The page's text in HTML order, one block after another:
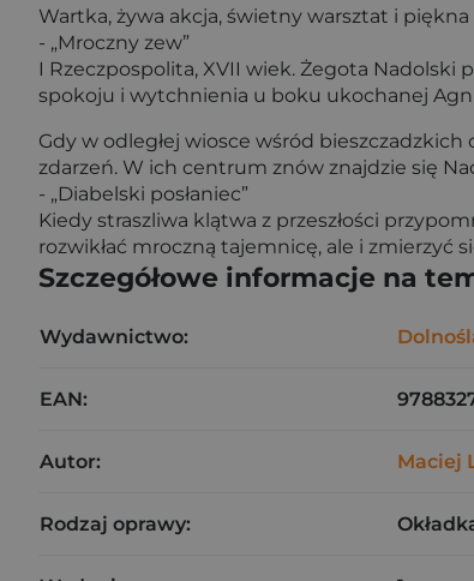
Wartka, żywa akcja, świetny warsztat i piękna
- „Mroczny zew”
I Rzeczpospolita, XVII wiek. Żegota
spokoju i wytchnienia u boku ukochanej
Gdy w odległej wiosce wśród
zdarzeń. W ich centrum znów znajdzie się
- „Diabelski posłaniec”
Kiedy straszliwa klątwa z przeszłości
rozwikłać mroczną tajemnicę, ale i zmierzyć
Szczegółowe informacje na
Wydawnictwo:
EAN:
Autor: Maciej
Rodzaj oprawy: